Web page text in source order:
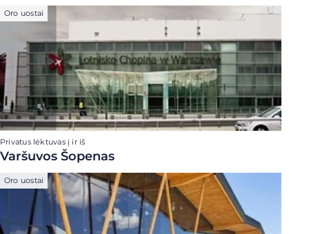
Oro uostai
Privatus lėktuvas į ir iš
Varšuvos Šopenas
Oro uostai